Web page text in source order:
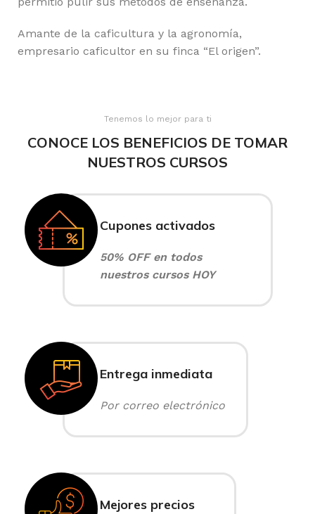
Amante de la caficultura y la agronomía,
empresario caficultor en su finca “El origen”.
Tenemos lo mejor para ti
CONOCE LOS BENEFICIOS DE TOMAR
NUESTROS CURSOS
Cupones activados
50% OFF en todos
nuestros cursos HOY
Entrega inmediata
Por correo electrónico
Mejores precios